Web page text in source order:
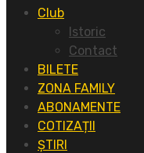
Club
Istoric
Contact
BILETE
ZONA FAMILY
ABONAMENTE
COTIZAȚII
ȘTIRI